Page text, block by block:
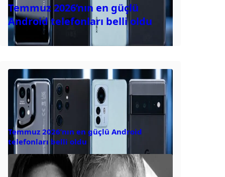
Temmuz 2026’nın en güçlü
Android telefonları belli oldu
Temmuz 2026’nın en güçlü Android
telefonları belli oldu